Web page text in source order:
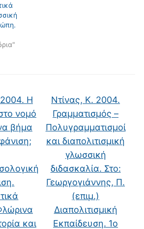
H
νομό
βήμα
και
Ντίνας, Κ. 2004.
Γραμματισμός –
Πολυγραμματισμοί
και διαπολιτισμική
γλωσσική
διδασκαλία. Στο:
Γεωργογιάννης, Π.
(επιμ.)
Διαπολιτισμική
Εκπαίδευση. 1ο